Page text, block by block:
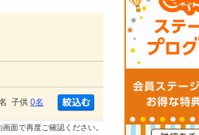
子供 0名
面で再度ご確認ください。